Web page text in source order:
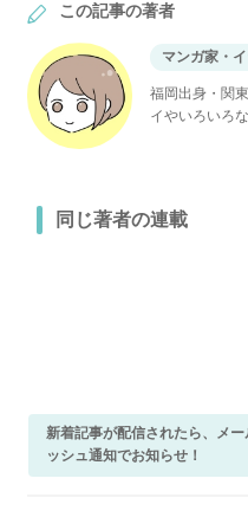
この記事の著者
マンガ家・
福岡出身・関
イやいろいろ
同じ著者の連載
新着記事が配信されたら、メー
ッシュ通知でお知らせ！